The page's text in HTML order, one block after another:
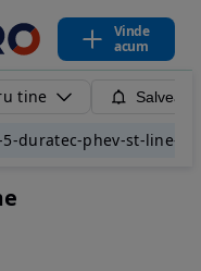
Vinde
acum
tine
duratec-phev-st-line-x"